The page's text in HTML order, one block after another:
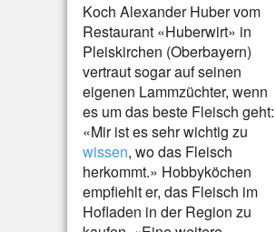
Koch Alexander Huber vom
Restaurant «Huberwirt» in
Pleiskirchen (Oberbayern)
vertraut sogar auf seinen
eigenen Lammzüchter, wenn
es um das beste Fleisch geht:
«Mir ist es sehr wichtig zu
wissen, wo das Fleisch
herkommt.» Hobbyköchen
empfiehlt er, das Fleisch im
Hofladen in der Region zu